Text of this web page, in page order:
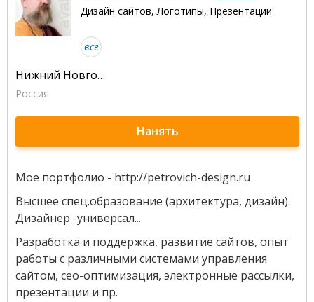
Дизайн сайтов, Логотипы, Презентации
все
Нижний Новгород
Россия
Нанять
Мое портфолио - http://petrovich-design.ru
Высшее спец.образование (архитектура, дизайн).
Дизайнер -универсал...
Разработка и поддержка, развитие сайтов, опыт
работы с различными системами управления
сайтом, сео-оптимизация, электронные рассылки,
презентации и пр.